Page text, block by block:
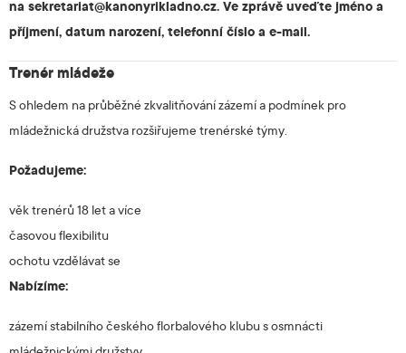
na sekretariat@kanonyrikladno.cz. Ve zprávě uveďte jméno a
příjmení, datum narození, telefonní číslo a e-mail.
Trenér mládeže
S ohledem na průběžné zkvalitňování zázemí a podmínek pro
mládežnická družstva rozšiřujeme trenérské týmy.
Požadujeme:
věk trenérů 18 let a více
časovou flexibilitu
ochotu vzdělávat se
Nabízíme:
zázemí stabilního českého florbalového klubu s osmnácti